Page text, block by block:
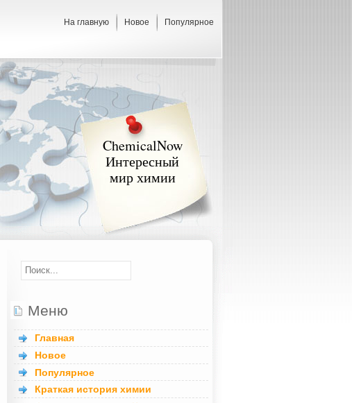
На главную Новое Популярное
ChemicalNow
Интересный
мир химии
Меню
Главная
Новое
Популярное
Краткая история химии